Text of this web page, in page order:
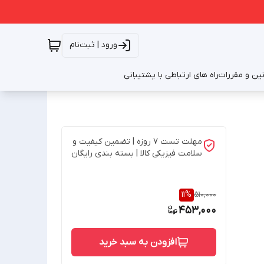
ورود | ثبت‌نام
و مقرراتراه های ارتباطی با پشتیبانی
مهلت تست 7 روزه | تضمین کیفیت و
سلامت فیزیکی کالا | بسته بندی رایگان
510,000
11%
453,000
افزودن به سبد خرید